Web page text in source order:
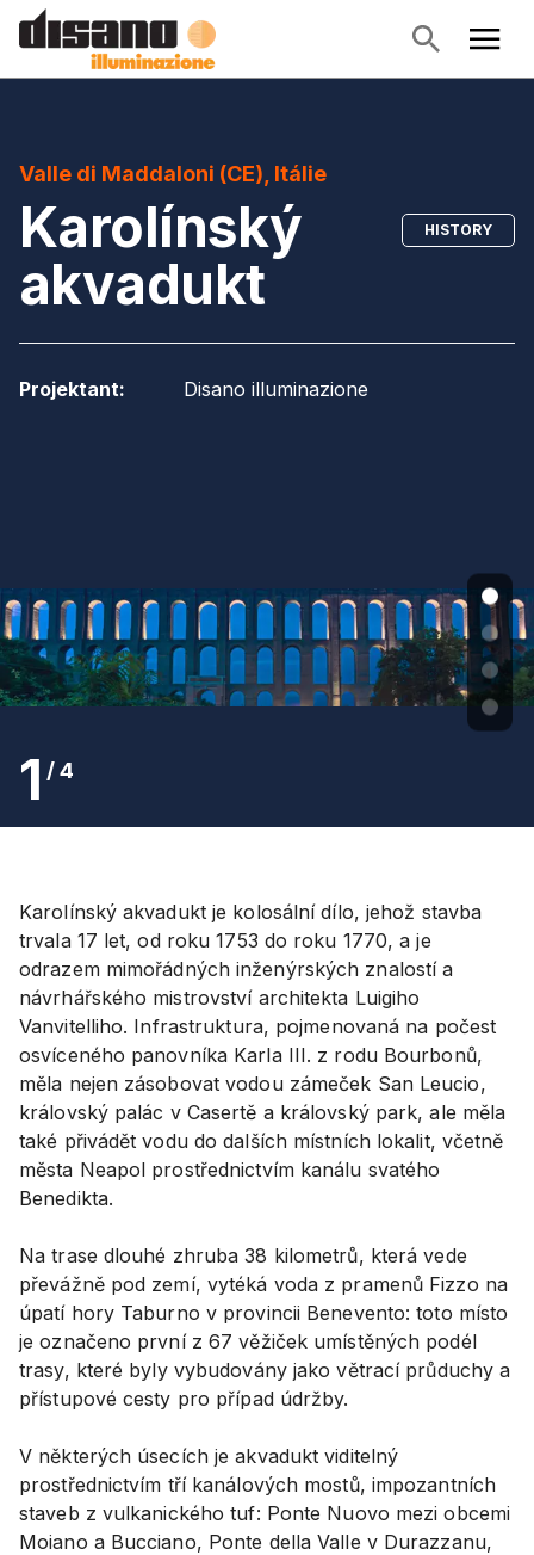
Valle di Maddaloni (CE), Itálie
Karolínský
akvadukt
HISTORY
Projektant: Disano illuminazione
1 / 4
Karolínský akvadukt je kolosální dílo, jehož stavba
trvala 17 let, od roku 1753 do roku 1770, a je
odrazem mimořádných inženýrských znalostí a
návrhářského mistrovství architekta Luigiho
Vanvitelliho. Infrastruktura, pojmenovaná na počest
osvíceného panovníka Karla III. z rodu Bourbonů,
měla nejen zásobovat vodou zámeček San Leucio,
královský palác v Casertě a královský park, ale měla
také přivádět vodu do dalších místních lokalit, včetně
města Neapol prostřednictvím kanálu svatého
Benedikta.
Na trase dlouhé zhruba 38 kilometrů, která vede
převážně pod zemí, vytéká voda z pramenů Fizzo na
úpatí hory Taburno v provincii Benevento: toto místo
je označeno první z 67 věžiček umístěných podél
trasy, které byly vybudovány jako větrací průduchy a
přístupové cesty pro případ údržby.
V některých úsecích je akvadukt viditelný
prostřednictvím tří kanálových mostů, impozantních
staveb z vulkanického tuf: Ponte Nuovo mezi obcemi
Moiano a Bucciano, Ponte della Valle v Durazzanu,